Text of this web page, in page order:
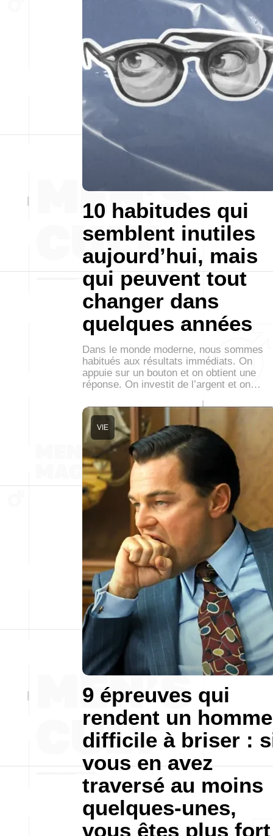
10 habitudes qui
semblent inutiles
aujourd’hui, mais
qui peuvent tout
changer dans
quelques années
Dans le monde moderne, nous sommes
habitués aux résultats immédiats. On
appuie sur un bouton et on obtient une
réponse. On investit de l’argent et on…
9 épreuves qui
rendent un homme
difficile à briser :
vous en avez
traversé au moins
quelques-unes,
vous êtes plus fort
VIE